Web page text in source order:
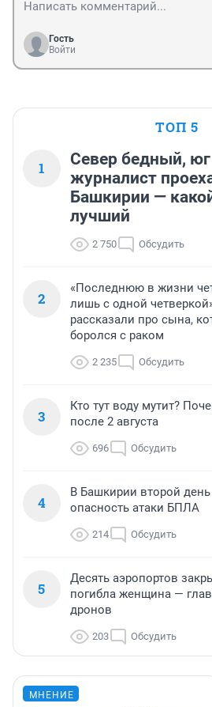
Гость
Войти
ТОП 5
1
Север бедный,
журналист
Башкирии —
лучший
2 750 Обсудить
2
«Последнюю в жизни
лишь с одной
рассказали про сына,
боролся с раком
2 235 Обсудить
3
Кто тут воду мутит?
после 2 августа
696 Обсудить
4
В Башкирии второй
опасность атаки БПЛА
214 Обсудить
5
Десять аэропортов
погибла женщина —
дронов
203 Обсудить
МНЕНИЕ